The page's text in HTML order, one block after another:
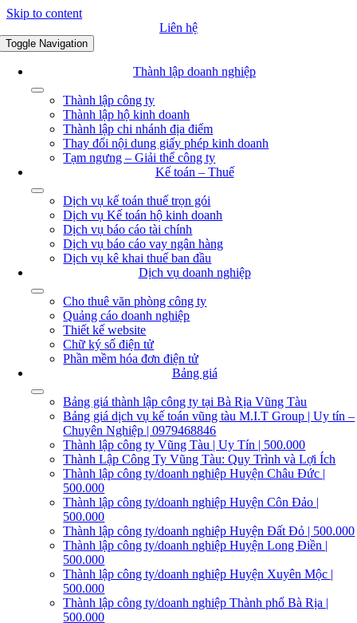
Skip to content
Liên hệ
Toggle Navigation
Thành lập doanh nghiệp
Thành lập công ty
Thành lập hộ kinh doanh
Thành lập chi nhánh địa điểm
Thay đổi nội dung giấy phép kinh doanh
Tạm ngưng – Giải thể công ty
Kế toán – Thuế
Dịch vụ kế toán thuế trọn gói
Dịch vụ Kế toán hộ kinh doanh
Dịch vụ báo cáo tài chính
Dịch vụ báo cáo vay ngân hàng
Dịch vụ kê khai thuế ban đầu
Dịch vụ doanh nghiệp
Cho thuê văn phòng công ty
Quảng cáo doanh nghiệp
Thiết kế website
Chữ ký số điện tử
Phần mềm hóa đơn điện tử
Bảng giá
Bảng giá thành lập công ty tại Bà Rịa Vũng Tàu
Bảng giá dịch vụ kế toán vũng tàu M.I.T Group | Uy tín –
Chuyên Nghiệp | 0979468846
Thành lập công ty Vũng Tàu | Uy Tín | 500.000
Thành Lập Công Ty Vũng Tàu: Quy Trình và Lợi Ích
Thành lập công ty/doanh nghiệp Huyện Châu Đức |
500.000
Thành lập công ty/doanh nghiệp Huyện Côn Đảo |
500.000
Thành lập công ty/doanh nghiệp Huyện Đất Đỏ | 500.000
Thành lập công ty/doanh nghiệp Huyện Long Điền |
500.000
Thành lập công ty/doanh nghiệp Huyện Xuyên Mộc |
500.000
Thành lập công ty/doanh nghiệp Thành phố Bà Rịa |
500.000